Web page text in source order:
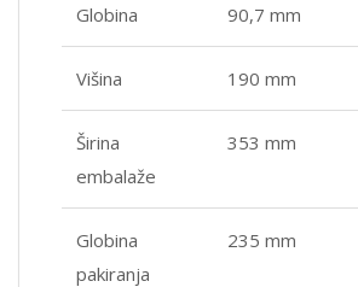
Globina 90,7 mm
Višina 190 mm
Širina
embalaže
353 mm
Globina
pakiranja
235 mm